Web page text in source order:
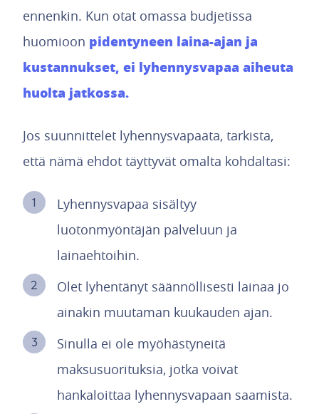
ennenkin. Kun otat omassa budjetissa
huomioon pidentyneen laina-ajan ja
kustannukset, ei lyhennysvapaa aiheuta
huolta jatkossa.
Jos suunnittelet lyhennysvapaata, tarkista,
että nämä ehdot täyttyvät omalta kohdaltasi:
Lyhennysvapaa sisältyy
luotonmyöntäjän palveluun ja
lainaehtoihin.
Olet lyhentänyt säännöllisesti lainaa jo
ainakin muutaman kuukauden ajan.
Sinulla ei ole myöhästyneitä
maksusuorituksia, jotka voivat
hankaloittaa lyhennysvapaan saamista.